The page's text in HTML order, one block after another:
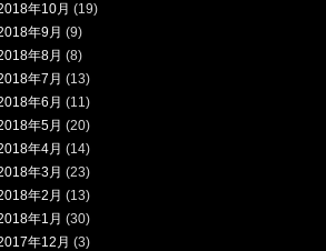
年10月 (19)
年9月 (9)
年8月 (8)
年7月 (13)
年6月 (11)
年5月 (20)
年4月 (14)
年3月 (23)
年2月 (13)
年1月 (30)
年12月 (3)